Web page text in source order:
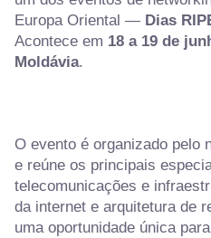
Europa Oriental — Dias
Acontece em 18 a 19 de
Moldávia.
O evento é organizado pelo
e reúne os principais
telecomunicações e
da internet e arquitetura de
uma oportunidade única